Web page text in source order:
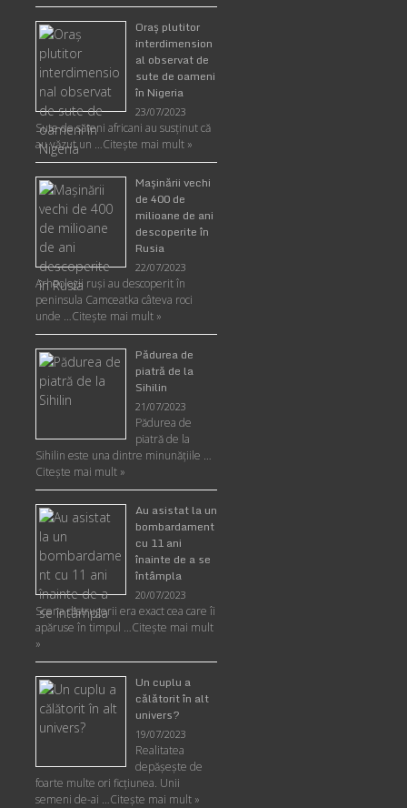
Oraş plutitor
interdimension
al observat de
sute de oameni
în Nigeria
23/07/2023
Sute de săteni africani au susținut că
au văzut un …Citește mai mult »
Maşinării vechi
de 400 de
milioane de ani
descoperite în
Rusia
22/07/2023
Arheologii ruşi au descoperit în
peninsula Camceatka câteva roci
unde …Citește mai mult »
Pădurea de
piatră de la
Sihilin
21/07/2023
Pădurea de
piatră de la
Sihilin este una dintre minunăţiile …
Citește mai mult »
Au asistat la un
bombardament
cu 11 ani
înainte de a se
întâmpla
20/07/2023
Scena distrugerii era exact cea care îi
apăruse în timpul …Citește mai mult
»
Un cuplu a
călătorit în alt
univers?
19/07/2023
Realitatea
depăşeşte de
foarte multe ori ficţiunea. Unii
semeni de-ai …Citește mai mult »